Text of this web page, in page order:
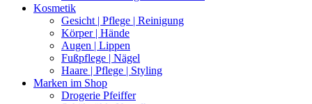
Kosmetik
Gesicht | Pflege | Reinigung
Körper | Hände
Augen | Lippen
Fußpflege | Nägel
Haare | Pflege | Styling
Marken im Shop
Drogerie Pfeiffer